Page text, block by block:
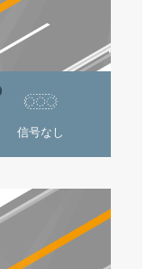
信号なし